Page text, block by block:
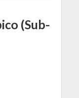
(Sub-